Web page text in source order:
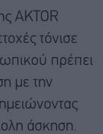
AKTOR
τόνισε
πρέπει
με την
άσκηση.